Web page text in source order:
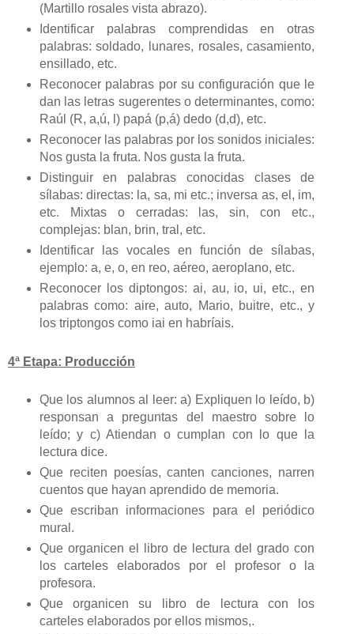
(Martillo rosales vista abrazo).
Identificar palabras comprendidas en otras
palabras: soldado, lunares, rosales, casamiento,
ensillado, etc.
Reconocer palabras por su configuración que le
dan las letras sugerentes o determinantes, como:
Raúl (R, a,ú, l) papá (p,á) dedo (d,d), etc.
Reconocer las palabras por los sonidos iniciales:
Nos gusta la fruta. Nos gusta la fruta.
Distinguir en palabras conocidas clases de
sílabas: directas: la, sa, mi etc.; inversa as, el, im,
etc. Mixtas o cerradas: las, sin, con etc.,
complejas: blan, brin, tral, etc.
Identificar las vocales en función de sílabas,
ejemplo: a, e, o, en reo, aéreo, aeroplano, etc.
Reconocer los diptongos: ai, au, io, ui, etc., en
palabras como: aire, auto, Mario, buitre, etc., y
los triptongos como iai en habríais.
4ª Etapa: Producción
Que los alumnos al leer: a) Expliquen lo leído, b)
responsan a preguntas del maestro sobre lo
leído; y c) Atiendan o cumplan con lo que la
lectura dice.
Que reciten poesías, canten canciones, narren
cuentos que hayan aprendido de memoria.
Que escriban informaciones para el periódico
mural.
Que organicen el libro de lectura del grado con
los carteles elaborados por el profesor o la
profesora.
Que organicen su libro de lectura con los
carteles elaborados por ellos mismos,.